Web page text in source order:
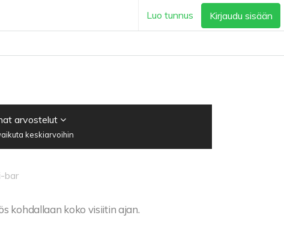
Luo tunnus Kirjaudu sisään
arvostelut
keskiarvoihin
bar
kohdallaan koko visiitin ajan.